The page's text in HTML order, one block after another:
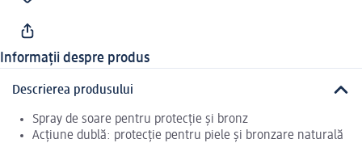
Informații despre produs
Descrierea produsului
Spray de soare pentru protecție și bronz
Acțiune dublă: protecție pentru piele și bronzare naturală